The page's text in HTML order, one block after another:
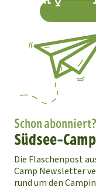
Schon abonniert?
Südsee-
Die Flaschenpost
Camp Newsletter
rund um den